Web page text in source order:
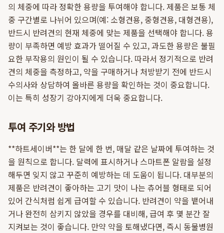
의 체중에 따라 정확한 용량을 투여해야 합니다. 제품은 보통 체
중 구간별로 나뉘어 있으며(예: 소형견용, 중형견용, 대형견용),
반드시 반려견의 현재 체중에 맞는 제품을 선택해야 합니다. 용
량이 부족하면 예방 효과가 떨어질 수 있고, 과도한 용량은 불필
요한 부작용의 원인이 될 수 있습니다. 따라서 정기적으로 반려
견의 체중을 측정하고, 약을 구매하거나 처방받기 전에 반드시
수의사와 상담하여 올바른 용량을 확인하는 것이 중요합니다.
이는 특히 성장기 강아지에게 더욱 중요합니다.
투여 주기와 방법
**하트세이버**는 한 달에 한 번, 매달 같은 날짜에 투여하는 것
을 원칙으로 합니다. 달력에 표시하거나 스마트폰 알람을 설정
해두면 잊지 않고 꾸준히 예방하는 데 도움이 됩니다. 대부분의
제품은 반려견이 좋아하는 고기 맛이 나는 츄어블 형태로 되어
있어 간식처럼 쉽게 급여할 수 있습니다. 반려견이 약을 뱉어내
거나 완전히 삼키지 않았을 경우를 대비해, 급여 후 몇 분간 잘
지켜보는 것이 좋습니다. 만약 약을 토해냈다면, 즉시 동물병원